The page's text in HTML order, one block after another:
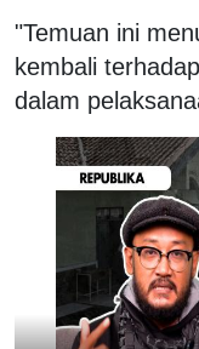
"Temuan ini
kembali
dalam